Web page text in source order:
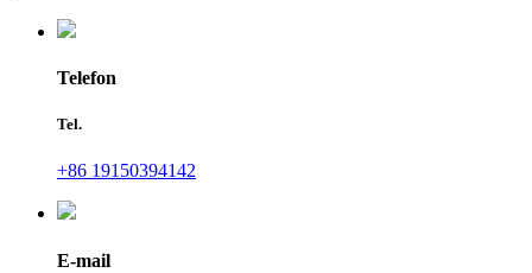
Telefon
Tel.
+86 19150394142
E-mail